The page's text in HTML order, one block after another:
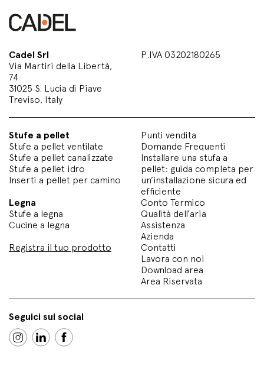
Cadel Srl
Via Martiri della Libertà,
74
31025 S. Lucia di Piave
Treviso, Italy
P.IVA 03202180265
Stufe a pellet
Stufe a pellet ventilate
Stufe a pellet canalizzate
Stufe a pellet idro
Inserti a pellet per camino
Legna
Stufe a legna
Cucine a legna
Registra il tuo prodotto
Punti vendita
Domande Frequenti
Installare una stufa a
pellet: guida completa per
un’installazione sicura ed
efficiente
Conto Termico
Qualità dell’aria
Assistenza
Azienda
Contatti
Lavora con noi
Download area
Area Riservata
Seguici sui social